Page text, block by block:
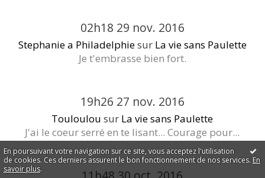
En poursuivant votre navigation sur ce site, vous acceptez l'utilisation
de cookies. Ces derniers assurent le bon fonctionnement de nos services. En
savoir plus.
02h18 29 nov. 2016
Stephanie a Philadelphiesur La vie sans Paulette
Je t'embrasse bien fort.
19h26 27 nov. 2016
Touloulou sur La vie sans Paulette
J'ai le coeur serré en te lisant... Courage pour...